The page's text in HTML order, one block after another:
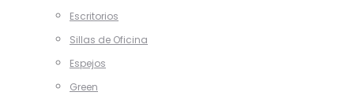
Escritorios
Sillas de Oficina
Espejos
Green